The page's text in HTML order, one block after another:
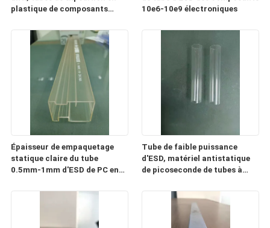
plastique de composants
10e6-10e9 électroniques
Épaisseur de empaquetage
statique claire du tube
0.5mm-1mm d'ESD de PC en
Tube de faible puissance
d'ESD, matériel antistatique
de picoseconde de tubes à